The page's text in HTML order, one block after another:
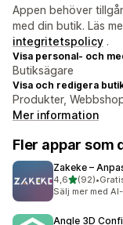
Appen behöver
med din butik. Läs
integritetspolicy .
Visa personal- och
Butiksägare
Visa och redigera
Produkter,
Mer information
Fler appar som
Zakeke –
4,6av 5 stjärnor
(92)
92 recensioner
•
Sälj mer med
Angle 3D